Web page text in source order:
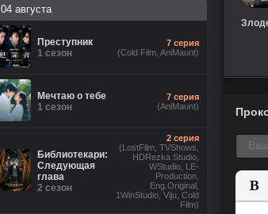
Лаки
1 сезон
HDrezka Studio (18+),
TVShows, Red Head Sound,
Анатомия
чувств
1 сезон
16 серия
(Рус.
Оригинальный)
Звёздные войны: Видения.
Девятый джедай
1 сезон
8
серия
(Cold
Film)
6 серия
(Рус. Оригинальный, Рус.
04 августа
Преступник
1 сезон
7 серия
(Cold Film, AniMaunt)
Мечтаю о тебе
1 сезон
7 серия
(AniMaunt)
Библиотекари:
Следующая
глава
2 сезон
2 серия
(LostFilm, TVShows,
HDRezka Studio,
WStudio, LE-
Production,
Eng.Original,
1WinStudio, Viju, Cold
Film)